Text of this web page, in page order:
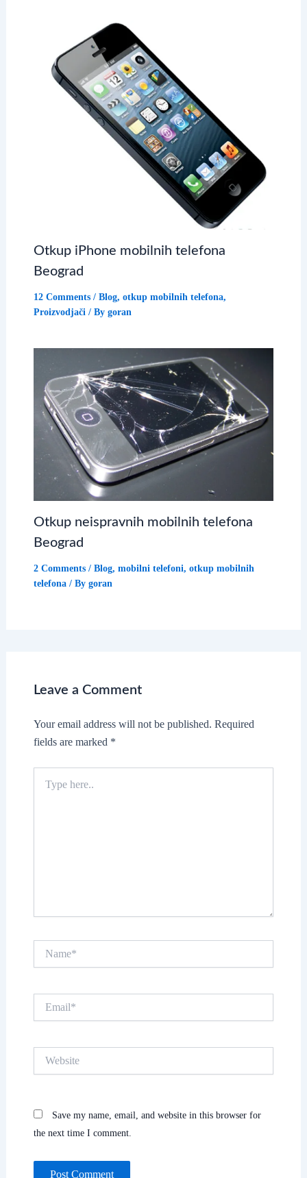
Otkup iPhone mobilnih telefona
Beograd
12 Comments / Blog, otkup mobilnih telefona,
Proizvodjači / By goran
Otkup neispravnih mobilnih telefona
Beograd
2 Comments / Blog, mobilni telefoni, otkup mobilnih
telefona/ By goran
Leave a Comment
Your email address will not be published. Required
fields are marked *
here..
Save my name, email, and website in this browser for
the next time I comment.